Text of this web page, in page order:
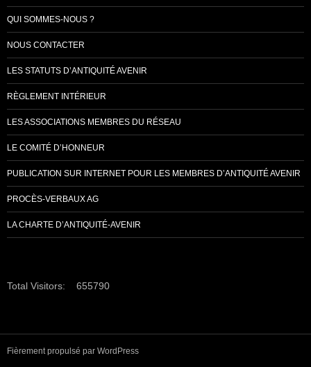
QUI SOMMES-NOUS ?
NOUS CONTACTER
LES STATUTS D’ANTIQUITÉ AVENIR
RÈGLEMENT INTÉRIEUR
LES ASSOCIATIONS MEMBRES DU RÉSEAU
LE COMITÉ D’HONNEUR
PUBLICATION SUR INTERNET POUR LES MEMBRES D’ANTIQUITÉ AVENIR
PROCÈS-VERBAUX AG
LA CHARTE D’ANTIQUITÉ-AVENIR
Total Visitors: 655790
Fièrement propulsé par WordPress